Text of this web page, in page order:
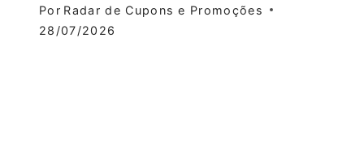
Por Radar de Cupons e Promoções
28/07/2026